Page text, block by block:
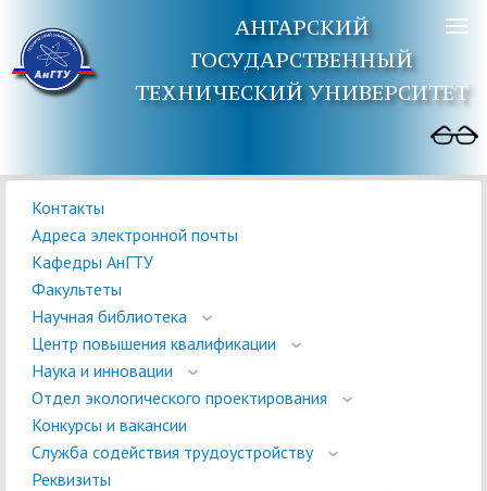
АНГАРСКИЙ
ГОСУДАРСТВЕННЫЙ
ТЕХНИЧЕСКИЙ УНИВЕРСИТЕТ
Контакты
Адреса электронной почты
Кафедры АнГТУ
Факультеты
Научная библиотека
Центр повышения квалификации
Наука и инновации
Отдел экологического проектирования
Конкурсы и вакансии
Служба содействия трудоустройству
Реквизиты